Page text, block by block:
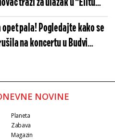
traži za ulazak u "Elitu
opet pala! Pogledajte kako se
na koncertu u Budvi
NOVINE
Planeta
Zabava
Magazin